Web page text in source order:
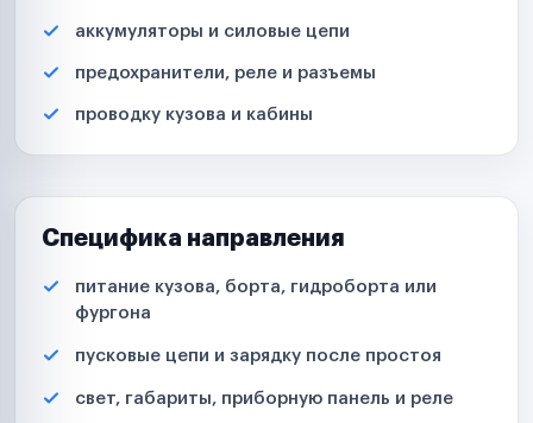
аккумуляторы и силовые цепи
предохранители, реле и разъемы
проводку кузова и кабины
Специфика направления
питание кузова, борта, гидроборта или
фургона
пусковые цепи и зарядку после простоя
свет, габариты, приборную панель и реле